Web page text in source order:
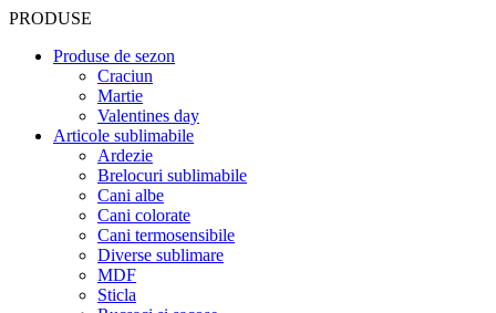
PRODUSE
Produse de sezon
Craciun
Martie
Valentines day
Articole sublimabile
Ardezie
Brelocuri sublimabile
Cani albe
Cani colorate
Cani termosensibile
Diverse sublimare
MDF
Sticla